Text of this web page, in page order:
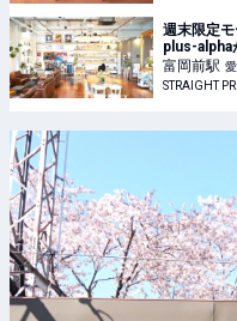
週末限定
plus-alpha
富岡前駅
STRAIGHT